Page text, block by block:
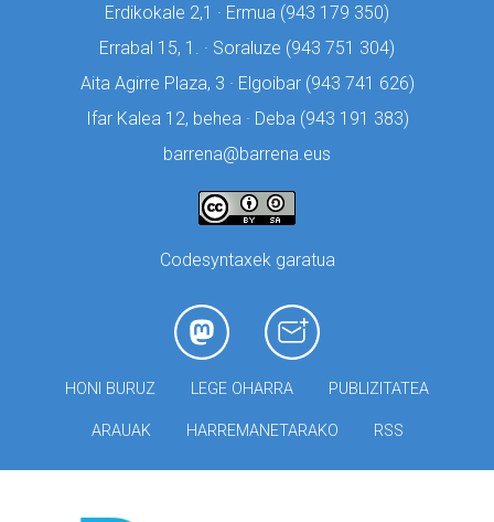
Erdikokale 2,1 · Ermua (943 179 350)
Errabal 15, 1. · Soraluze (943 751 304)
Aita Agirre Plaza, 3 · Elgoibar (943 741 626)
Ifar Kalea 12, behea · Deba (943 191 383)
barrena@barrena.eus
Codesyntaxek garatua
HONI BURUZ LEGE OHARRA PUBLIZITATEA
ARAUAK HARREMANETARAKO RSS